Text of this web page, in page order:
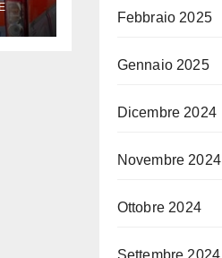
Febbraio 2025
Gennaio 2025
Dicembre 2024
Novembre 2024
Ottobre 2024
Settembre 2024